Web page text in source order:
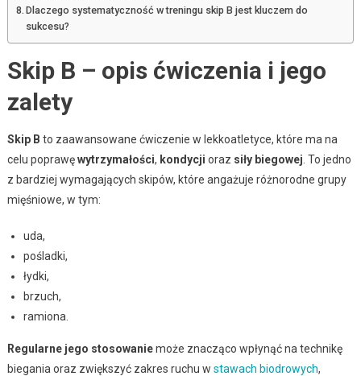
Dlaczego systematyczność w treningu skip B jest kluczem do
sukcesu?
Skip B – opis ćwiczenia i jego
zalety
Skip B to zaawansowane ćwiczenie w lekkoatletyce, które ma na
celu poprawęwytrzymałości, kondycji oraz siły biegowej . To jedno
z bardziej wymagających skipów, które angażuje różnorodne grupy
mięśniowe, w tym:
uda,
pośladki,
łydki,
brzuch,
ramiona.
Regularne jego stosowaniemoże znacząco wpłynąć na technikę
biegania oraz zwiększyć zakres ruchu w stawach biodrowych,